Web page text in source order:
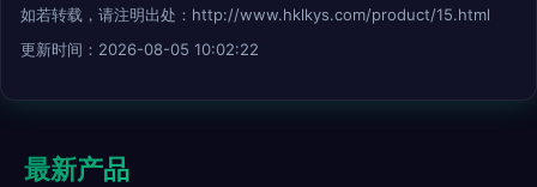
如若转载，请注明出处：http://www.hklkys.com/product/15.html
更新时间：2026-08-05 10:02:22
最新产品